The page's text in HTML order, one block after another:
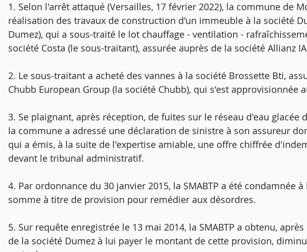
1. Selon l'arrêt attaqué (Versailles, 17 février 2022), la commune de
réalisation des travaux de construction d'un immeuble à la société
Dumez), qui a sous-traité le lot chauffage - ventilation -
société Costa (le sous-traitant), assurée auprès de la société Allianz
2. Le sous-traitant a acheté des vannes à la société Brossette Bti,
Chubb European Group (la société Chubb), qui s'est approvisionnée
3. Se plaignant, après réception, de fuites sur le réseau d'eau glacée
la commune a adressé une déclaration de sinistre à son assureur
qui a émis, à la suite de l'expertise amiable, une offre chiffrée
devant le tribunal administratif.
4. Par ordonnance du 30 janvier 2015, la SMABTP a été condamnée
somme à titre de provision pour remédier aux désordres.
5. Sur requête enregistrée le 13 mai 2014, la SMABTP a obtenu,
de la société Dumez à lui payer le montant de cette provision,